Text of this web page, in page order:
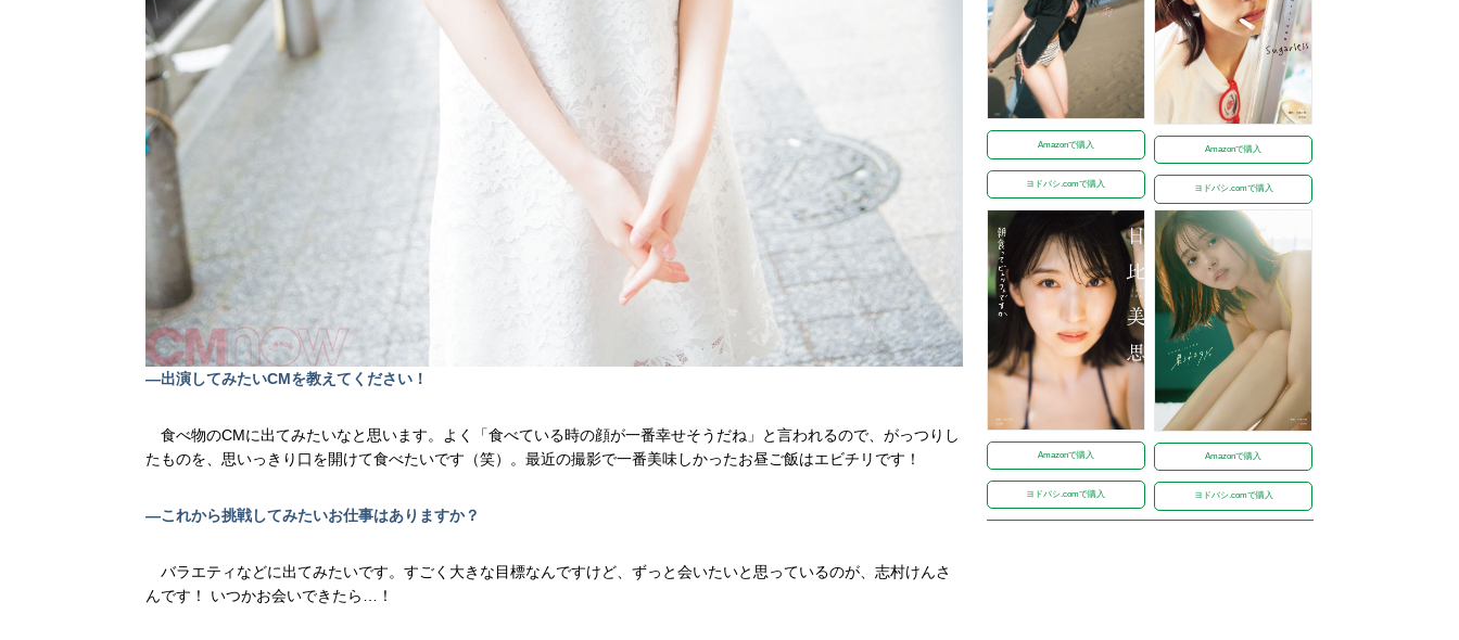
—出演してみたいCMを教えてください！
食べ物のCMに出てみたいなと思います。よく「食べている時の顔が一番幸せそうだね」と言われるので、がっつりし
たものを、思いっきり口を開けて食べたいです（笑）。最近の撮影で一番美味しかったお昼ご飯はエビチリです！
—これから挑戦してみたいお仕事はありますか？
バラエティなどに出てみたいです。すごく大きな目標なんですけど、ずっと会いたいと思っているのが、志村けんさ
んです！ いつかお会いできたら…！
Amazonで購入
ヨドバシ.comで購入
Amazonで購入
ヨドバシ.comで購入
Amazonで購入
ヨドバシ.comで購入
Amazonで購入
ヨドバシ.comで購入